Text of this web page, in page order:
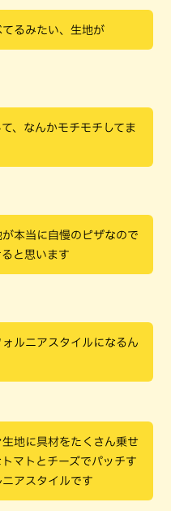
るみたい、生地が
、なんかモチモチしてま
本当に自慢のピザなので
と思います
ルニアスタイルになるん
地に具材をたくさん乗せ
マトとチーズでパッチす
アスタイルです